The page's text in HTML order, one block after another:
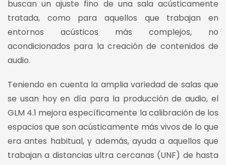
buscan un ajuste fino de una sala acústicamente
tratada, como para aquellos que trabajan en
entornos acústicos más complejos, no
acondicionados para la creación de contenidos de
audio.
Teniendo en cuenta la amplia variedad de salas que
se usan hoy en día para la producción de audio, el
GLM 4.1 mejora específicamente la calibración de los
espacios que son acústicamente más vivos de lo que
era antes habitual, y además, ayuda a aquellos que
trabajan a distancias ultra cercanas (UNF) de hasta